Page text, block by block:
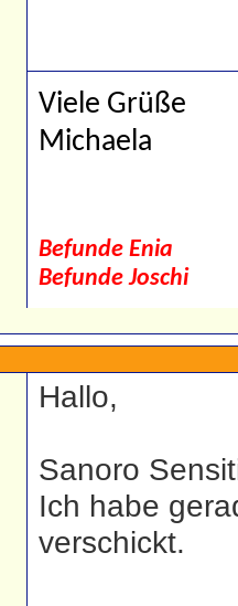
Viele Grüße
Michaela
Befunde Enia
Befunde Joschi
Hallo,
Sanoro
Ich habe
verschickt.